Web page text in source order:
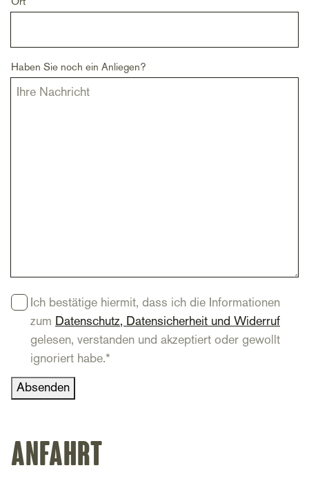
Ort
Haben Sie noch ein Anliegen?
Einwilligung*
Ich bestätige hiermit, dass ich die Informationen
zum Datenschutz, Datensicherheit und Widerruf
gelesen, verstanden und akzeptiert oder gewollt
ignoriert habe.*
Absenden
Anfahrt